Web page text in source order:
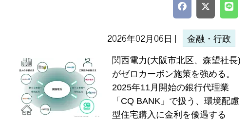
2026年02月06日 | 金融・行政
関西電力(大阪市北区、森望社長)
がゼロカーボン施策を強める。
2025年11月開始の銀行代理業
「CQ BANK」で扱う、環境配慮
型住宅購入に金利を優遇する